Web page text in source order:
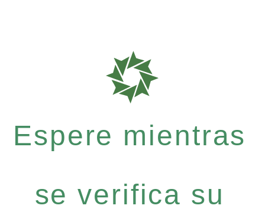
Espere mientras
se verifica su